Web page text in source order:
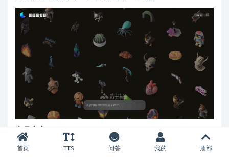
产品亮点
首页 TTS 问答 我的 顶部